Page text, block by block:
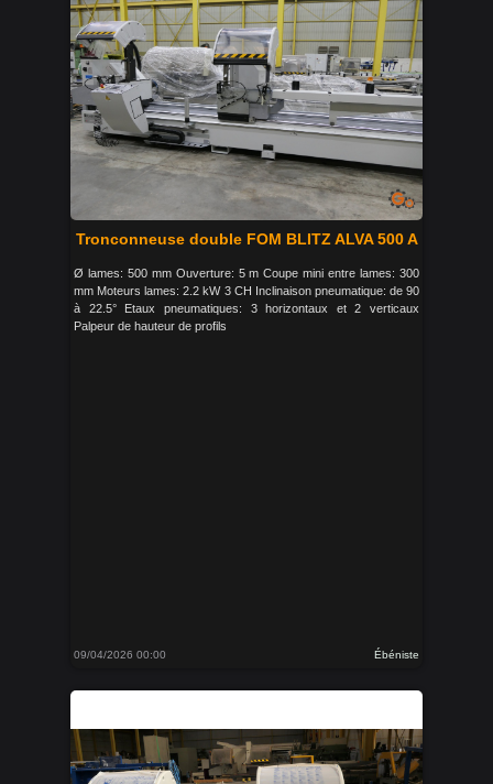
Tronconneuse double FOM BLITZ ALVA 500 A
Ø lames: 500 mm Ouverture: 5 m Coupe mini entre lames: 300
mm Moteurs lames: 2.2 kW 3 CH Inclinaison pneumatique: de 90
à 22.5° Etaux pneumatiques: 3 horizontaux et 2 verticaux
Palpeur de hauteur de profils
09/04/2026 00:00 Ébéniste